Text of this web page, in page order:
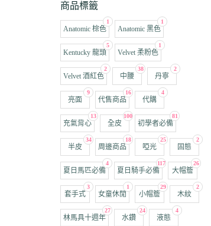
商品標籤
1
Anatomic 棕色
1
Anatomic 黑色
5
Kentucky 龍頭
1
Velvet 柔粉色
2
Velvet 酒紅色
38
中腰
2
丹寧
9
亮面
16
代售商品
4
代購
13
充氣背心
100
全皮
81
初學者必備
34
半皮
18
周邊商品
25
啞光
2
固態
4
夏日馬匹必備
117
夏日騎手必備
26
大帽簷
3
套手式
1
女童休閒
29
小帽簷
2
木紋
27
林馬具十週年
24
水鑽
4
液態